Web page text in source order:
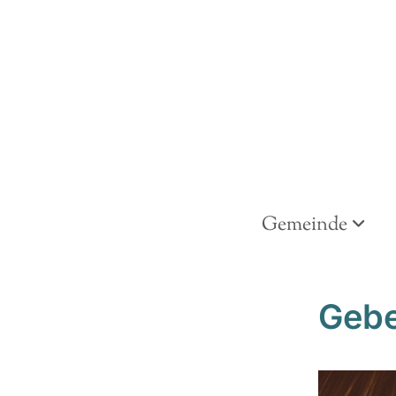
Gemeinde